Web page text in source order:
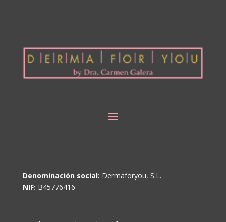
Denominación social: Dermaforyou, S.L.
NIF: B45776416